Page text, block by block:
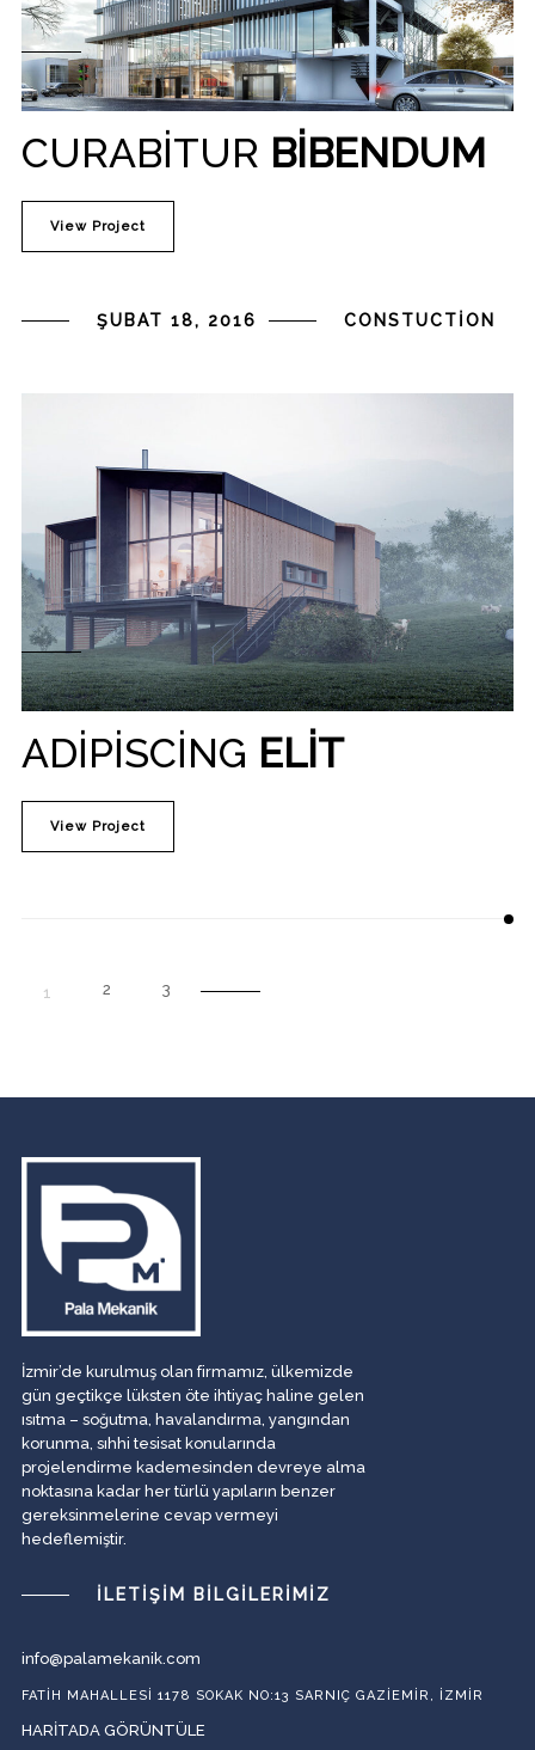
CURABITUR BIBENDUM
View Project
ŞUBAT 18, 2016 CONSTUCTION
ADIPISCING ELIT
View Project
1 2 3
İzmir’de kurulmuş olan firmamız, ülkemizde
gün geçtikçe lüksten öte ihtiyaç haline gelen
ısıtma – soğutma, havalandırma, yangından
korunma, sıhhi tesisat konularında
projelendirme kademesinden devreye alma
noktasına kadar her türlü yapıların benzer
gereksinmelerine cevap vermeyi
hedeflemiştir.
İLETIŞIM BILGILERIMIZ
info@palamekanik.com
FATIH MAHALLESI 1178 SOKAK NO:13 SARNIÇ GAZIEMIR, İZMIR
HARITADA GÖRÜNTÜLE